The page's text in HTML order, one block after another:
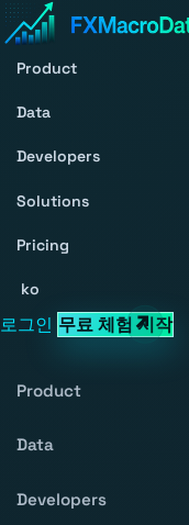
Product
Data
Developers
Solutions
Pricing
ko
로그인 무료 체험 시작
Product
Data
Developers